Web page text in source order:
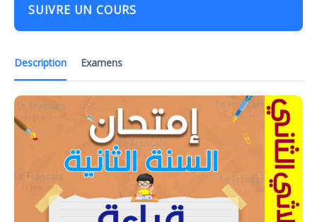
Description Examens
SUIVRE UN COURS